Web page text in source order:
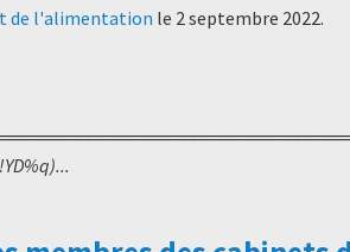
de l'alimentation le 2 septembre 2022.